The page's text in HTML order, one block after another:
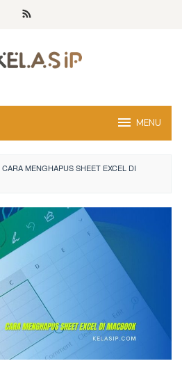
MENU
CARA MENGHAPUS SHEET EXCEL DI